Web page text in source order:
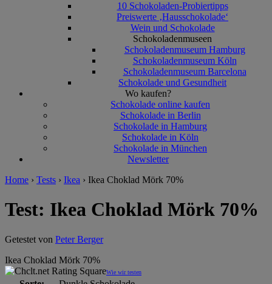
10 Schokoladen-Probiertipps
Preiswerte ‚Hausschokolade‘
Wein und Schokolade
Schokoladenmuseen
Schokoladenmuseum Hamburg
Schokoladenmuseum Köln
Schokoladenmuseum Barcelona
Schokolade und Gesundheit
Wo kaufen?
Schokolade online kaufen
Schokolade in Berlin
Schokolade in Hamburg
Schokolade in Köln
Schokolade in München
Newsletter
Home › Tests › Ikea › Ikea Choklad Mörk 70%
Test: Ikea Choklad Mörk 70%
Getestet von Peter Berger
Ikea Choklad Mörk 70%
Wie wir testen